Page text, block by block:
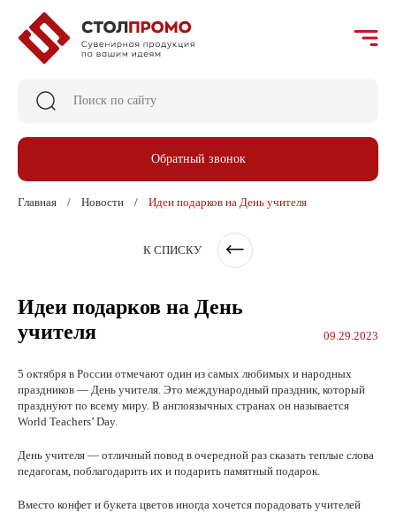
Обратный звонок
Главная Новости Идеи подарков на День учителя
К СПИСКУ
Идеи подарков на День
учителя
09.29.2023
5 октября в России отмечают один из самых любимых и народных
праздников — День учителя. Это международный праздник, который
празднуют по всему миру. В англоязычных странах он называется
World Teachers’ Day.
День учителя — отличный повод в очередной раз сказать теплые слова
педагогам, поблагодарить их и подарить памятный подарок.
Вместо конфет и букета цветов иногда хочется порадовать учителей